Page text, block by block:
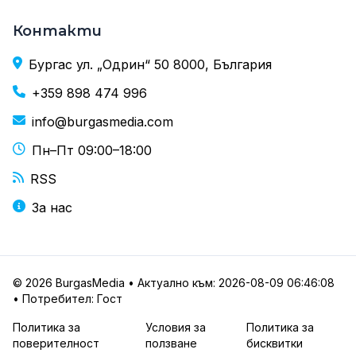
Контакти
Бургас ул. „Одрин“ 50 8000, България
+359 898 474 996
info@burgasmedia.com
Пн–Пт 09:00–18:00
RSS
За нас
© 2026 BurgasMedia • Актуално към: 2026-08-09 06:46:08
• Потребител: Гост
Политика за
поверителност
Условия за
ползване
Политика за
бисквитки